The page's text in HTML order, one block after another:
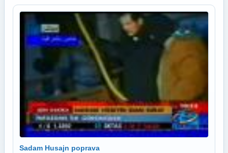
Sadam Husajn poprava